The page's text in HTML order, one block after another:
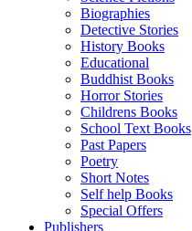
Biographies
Detective Stories
History Books
Educational
Buddhist Books
Horror Stories
Childrens Books
School Text Books
Past Papers
Poetry
Short Notes
Self help Books
Special Offers
Publishers